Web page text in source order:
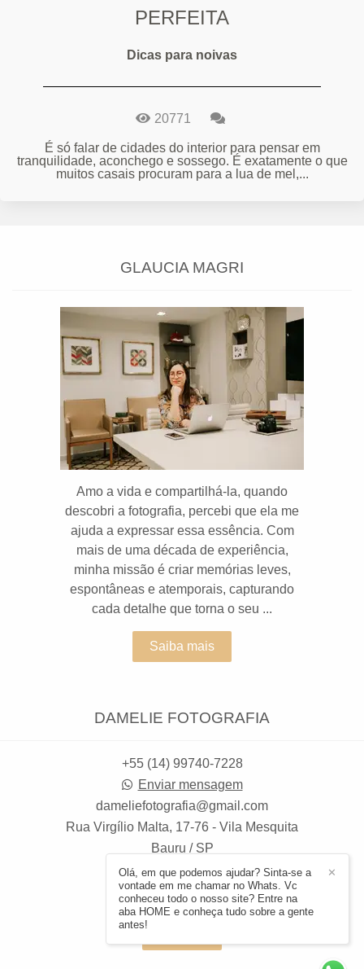
PERFEITA
Dicas para noivas
20771
É só falar de cidades do interior para pensar em
tranquilidade, aconchego e sossego. É exatamente o que
muitos casais procuram para a lua de mel,...
GLAUCIA MAGRI
Amo a vida e compartilhá-la, quando
descobri a fotografia, percebi que ela me
ajuda a expressar essa essência. Com
mais de uma década de experiência,
minha missão é criar memórias leves,
espontâneas e atemporais, capturando
cada detalhe que torna o seu ...
Saiba mais
DAMELIE FOTOGRAFIA
+55 (14) 99740-7228
Enviar mensagem
dameliefotografia@gmail.com
Rua Virgílio Malta, 17-76 - Vila Mesquita
Bauru / SP
✕
Olá, em que podemos ajudar? Sinta-se a
vontade em me chamar no Whats. Vc
conheceu todo o nosso site? Entre na
aba HOME e conheça tudo sobre a gente
antes!